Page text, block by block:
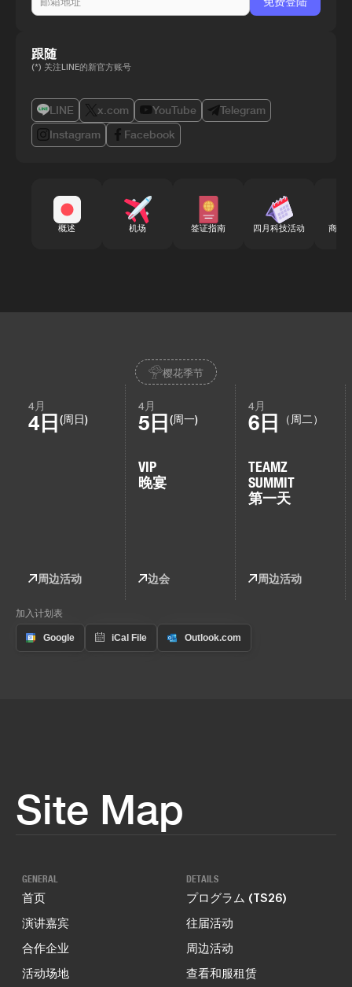
跟随
(*) 关注LINE的新官方账号
LINE x.com YouTube
Telegram
Instagram
Facebook
概述 机场 签证指南 四月科技活动 商务
樱花季节
4月
4日 (周日)
周边活动
4月
5日 (周一)
VIP
晚宴
边会
4月
6日 （周二）
TEAMZ
SUMMIT
第一天
周边活动
加入计划表
Site Map
GENERAL
首页
演讲嘉宾
合作企业
活动场地
DETAILS
プログラム (TS26)
往届活动
周边活动
查看和服租赁